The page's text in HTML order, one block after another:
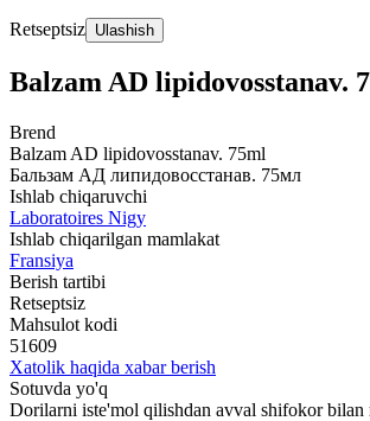
Retseptsiz Ulashish
Balzam AD lipidovosstanav.
Brend
Balzam AD lipidovosstanav. 75ml
Бальзам АД липидовосстанав. 75мл
Ishlab chiqaruvchi
Laboratoires Nigy
Ishlab chiqarilgan mamlakat
Fransiya
Berish tartibi
Retseptsiz
Mahsulot kodi
51609
Xatolik haqida xabar berish
Sotuvda yo'q
Dorilarni iste'mol qilishdan avval shifokor bilan